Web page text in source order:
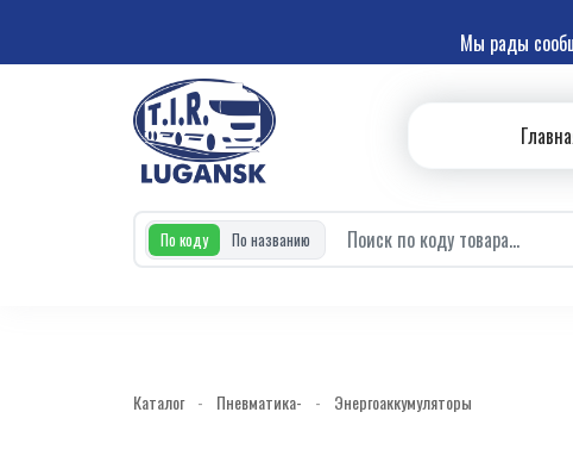
Мы рады
По коду По названию
Каталог - Пневматика- - Энергоаккумуляторы